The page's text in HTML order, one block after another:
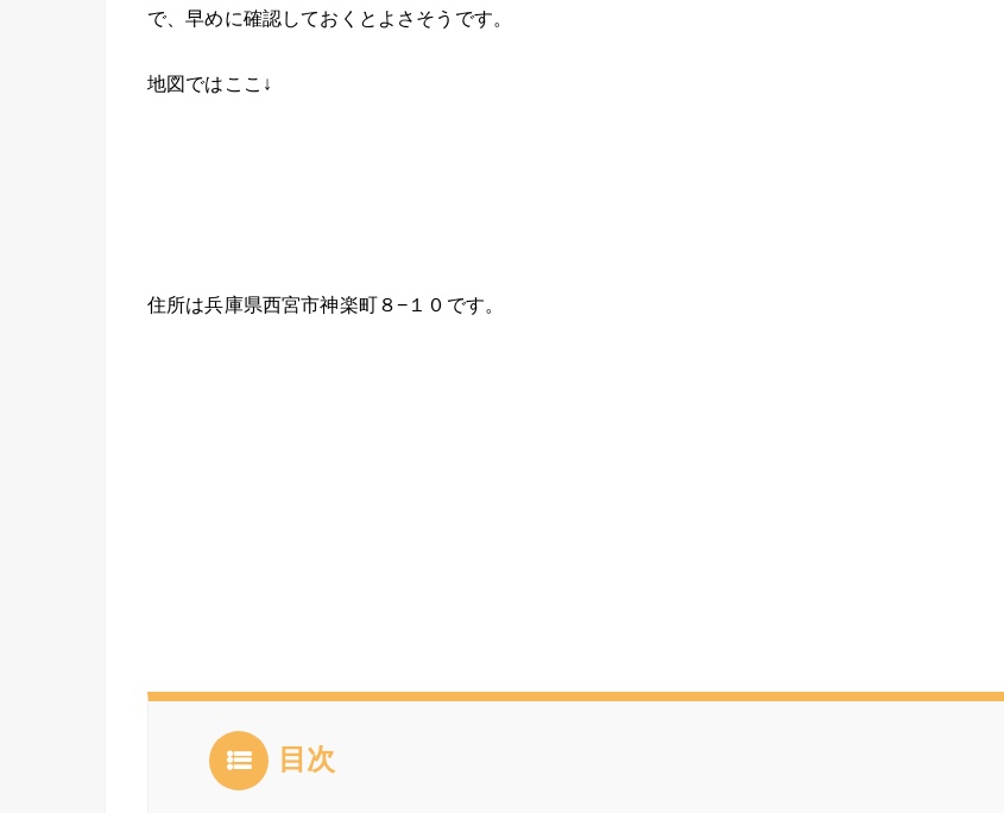
で、早めに確認しておくとよさそうです。
地図ではここ↓
住所は兵庫県西宮市神楽町８−１０です。
目次